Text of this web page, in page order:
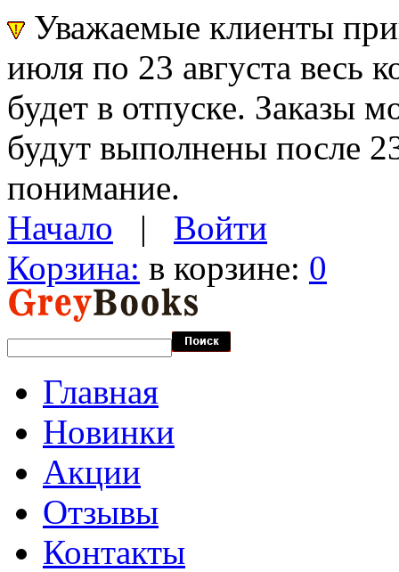
Уважаемые клиенты
июля по 23 августа весь
будет в отпуске. Заказы
будут выполнены после
понимание.
Начало | Войти
Корзина: в корзине: 0
Главная
Новинки
Акции
Отзывы
Контакты